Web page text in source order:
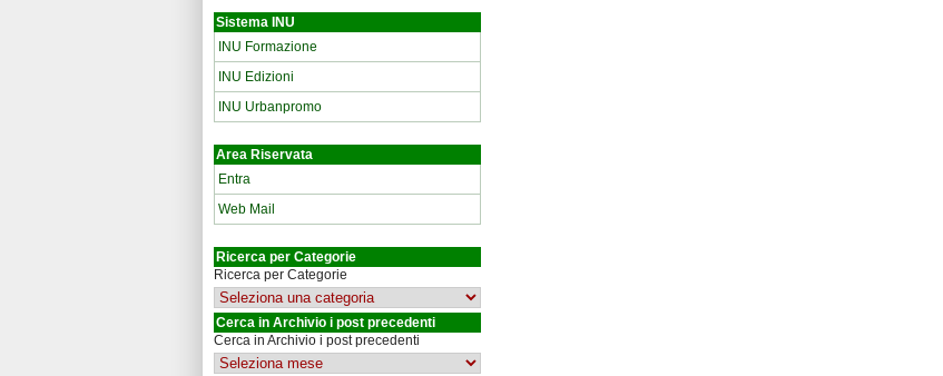
Sistema INU
INU Formazione
INU Edizioni
INU Urbanpromo
Area Riservata
Entra
Web Mail
Ricerca per Categorie
Ricerca per Categorie
Cerca in Archivio i post precedenti
Cerca in Archivio i post precedenti